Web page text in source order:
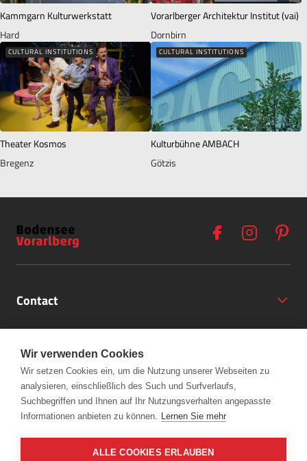
Kammgarn Kulturwerkstatt
Hard
Vorarlberger Architektur Institut (vai)
Dornbirn
CULTURAL INSTITUTIONS
Theater Kosmos
Bregenz
CULTURAL INSTITUTIONS
Kulturbühne AMBACH
Götzis
Contact
+43 (5572) 40797
office@bodensee-vorarlberg.com
Opening Hours
Partner
Links
Wir verwenden Cookies
Wir setzen Cookies ein, um die Nutzung unserer Webseiten zu
analysieren, einschließlich des Such und Surfverlaufs,
Suchbegriffen und Ihnen auf Ihr Nutzungsverhalten angepasste
Informationen anbieten zu können. Lernen Sie mehr
ALLE COOKIES ERLAUBEN